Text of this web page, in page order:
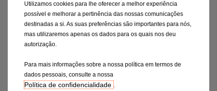
Utilizamos cookies para lhe oferecer a melhor experiência
possível e melhorar a pertinência das nossas comunicações
destinadas a si. As suas preferências são importantes para nós,
mas utilizaremos apenas os dados para os quais nos deu
autorização.
Para mais informações sobre a nossa política em termos de
dados pessoais, consulte a nossa
Política de confidencialidade .